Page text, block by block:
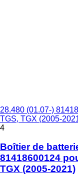
28.480 (01.07-)
TGS, TGX (2005-
4
Boîtier de
81418600124
TGX (2005-2021)